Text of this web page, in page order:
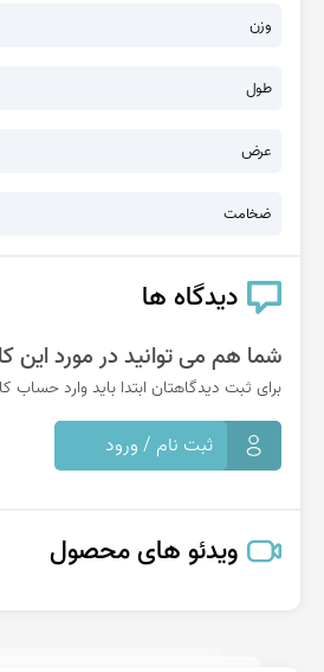
وزن
طول
عرض
ضخامت
دیدگاه ها
شما هم می توانید در مورد این
برای ثبت دیدگاهتان ابتدا باید وارد حساب
ثبت نام / ورود
ویدئو های محصول